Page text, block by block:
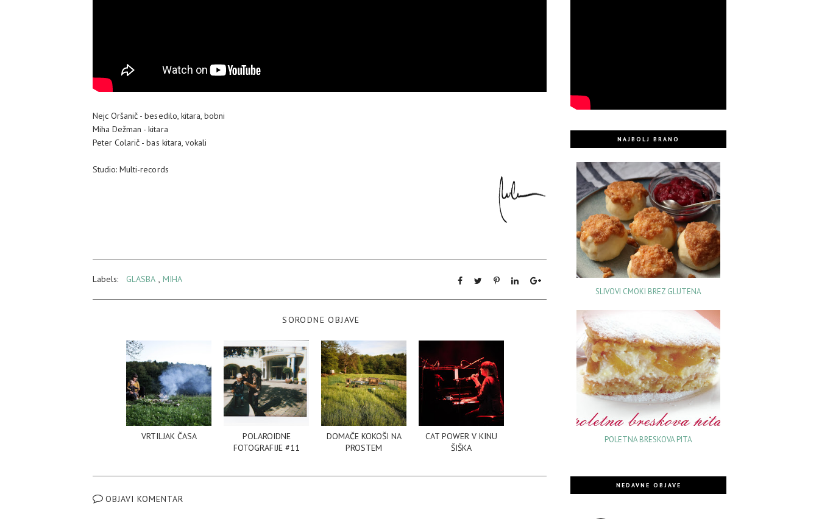
Nejc Oršanič - besedilo, kitara, bobni
Miha Dežman - kitara
Peter Colarič - bas kitara, vokali
Studio: Multi-records
Labels: GLASBA , MIHA
SORODNE OBJAVE
VRTILJAK ČASA
POLAROIDNE
FOTOGRAFIJE #11
DOMAČE KOKOŠI NA
PROSTEM
CAT POWER V KINU
ŠIŠKA
OBJAVI KOMENTAR
NAJBOLJ BRANO
SLIVOVI CMOKI BREZ GLUTENA
POLETNA BRESKOVA PITA
NEDAVNE OBJAVE